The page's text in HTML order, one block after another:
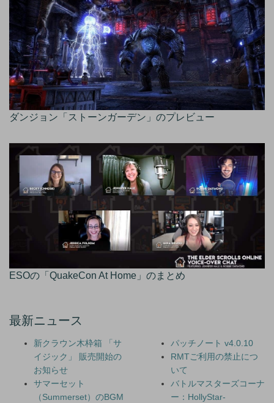
ダンジョン「ストーンガーデン」のプレビュー
ESOの「QuakeCon At Home」のまとめ
最新ニュース
新クラウン木枠箱 「サ
イジック」 販売開始の
お知らせ
サマーセット
（Summerset）のBGM
パッチノート v4.0.10
RMTご利用の禁止につ
いて
バトルマスターズコーナ
ー：HollyStar-